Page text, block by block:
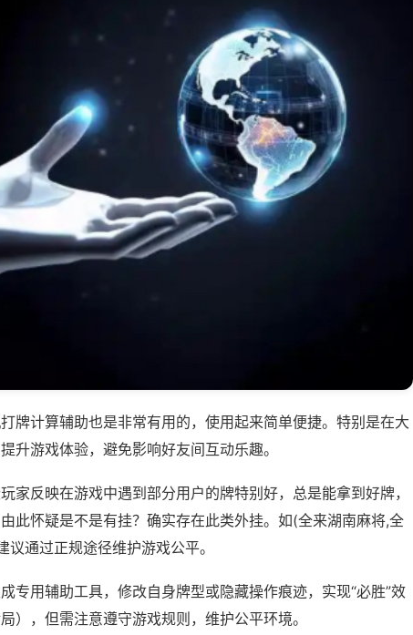
牌计算辅助也是非常有用的，使用起来简单便捷。特别是在大
升游戏体验，避免影响好友间互动乐趣。
家反映在游戏中遇到部分用户的牌特别好，总是能拿到好牌，
此怀疑是不是有挂？确实存在此类外挂。如(全来湖南麻将,全
通过正规途径维护游戏公平。
专用辅助工具，修改自身牌型或隐藏操作痕迹，实现“必胜”效
），但需注意遵守游戏规则，维护公平环境。